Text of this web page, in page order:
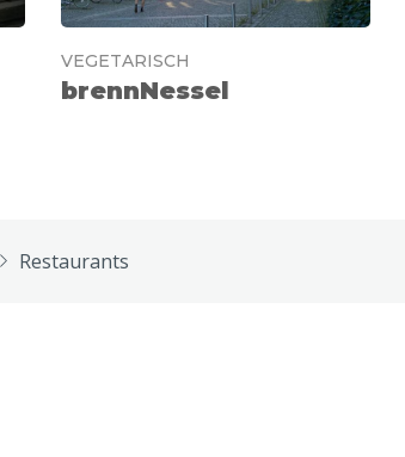
VEGETARISCH
brennNessel
Restaurants